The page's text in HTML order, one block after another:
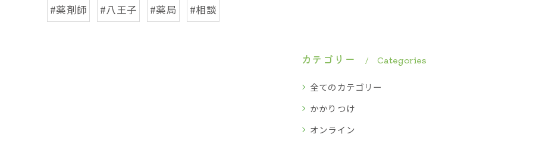
#薬剤師 #八王子 #薬局 #相談
カテゴリー Categories
全てのカテゴリー
かかりつけ
オンライン